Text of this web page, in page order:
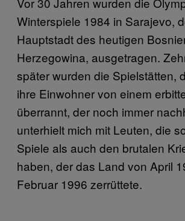
Winterspiele 1984 in Sarajevo,
Hauptstadt des heutigen
Herzegowina, ausgetragen.
später wurden die Spielstätten,
ihre Einwohner von einem
überrannt, der noch immer
unterhielt mich mit Leuten, die
Spiele als auch den brutalen
haben, der das Land von April
Februar 1996 zerrüttete.